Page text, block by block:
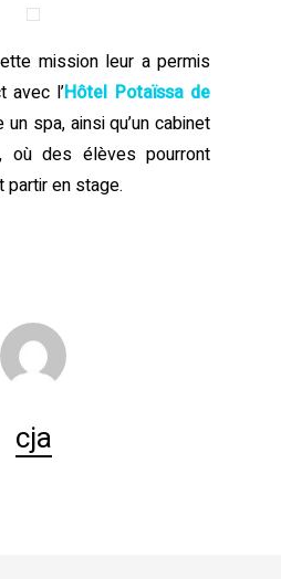
mission leur a permis
avec l’Hôtel Potaïssa de
spa, ainsi qu’un cabinet
où des élèves pourront
partir en stage.
cja